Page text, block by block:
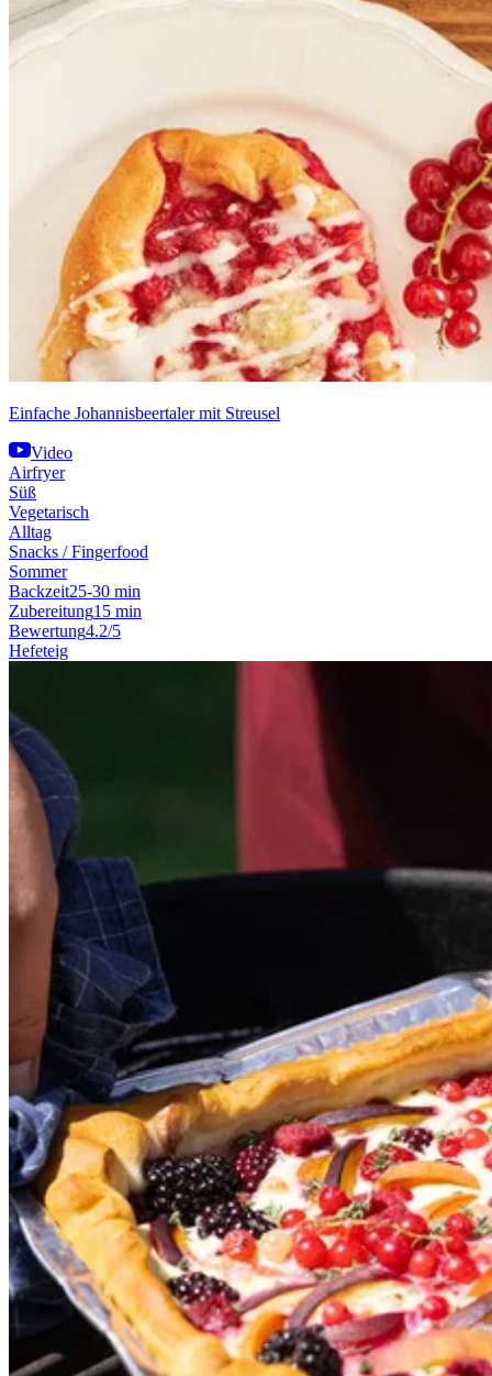
Einfache Johannisbeertaler mit Streusel
Video
Airfryer
Süß
Vegetarisch
Alltag
Snacks / Fingerfood
Sommer
Backzeit25-30 min
Zubereitung15 min
Bewertung4.2/5
Hefeteig